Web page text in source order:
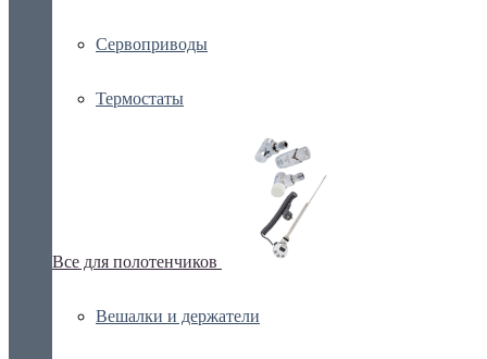
Сервоприводы
Термостаты
Все для полотенчиков
Вешалки и держатели